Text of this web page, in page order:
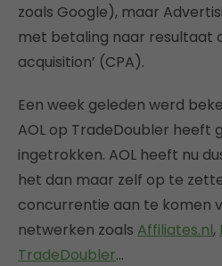
zoals Google), maar
met betaling naar resultaat
acquisition’ (CPA).
Een week geleden werd
AOL op TradeDoubler heeft
ingetrokken. AOL heeft nu
het dan maar zelf op te
concurrentie aan te komen
netwerken zoals Affiliates.nl,
TradeDoubler…